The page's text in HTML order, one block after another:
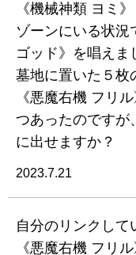
《機械神類 ヨミ
ゾーンにいる状況
ゴッド》を唱えま
墓地に置いた５枚
《悪魔右機 フリ
つあったのですが
に出せますか？
2023.7.21
自分のリンクして
《悪魔右機 フリ